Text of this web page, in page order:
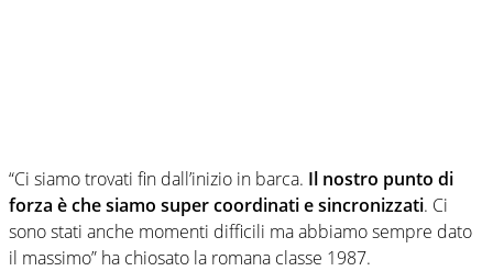
“Ci siamo trovati fin dall’inizio in barca. Il nostro punto di
forza è che siamo super coordinati e sincronizzati. Ci
sono stati anche momenti difficili ma abbiamo sempre dato
il massimo” ha chiosato la romana classe 1987.